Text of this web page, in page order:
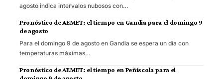
agosto indica intervalos nubosos con…
Pronóstico de AEMET: el tiempo en Gandia para el domingo 9
de agosto
Para el domingo 9 de agosto en Gandia se espera un día con
temperaturas máximas…
Pronóstico de AEMET: el tiempo en Peñíscola para el